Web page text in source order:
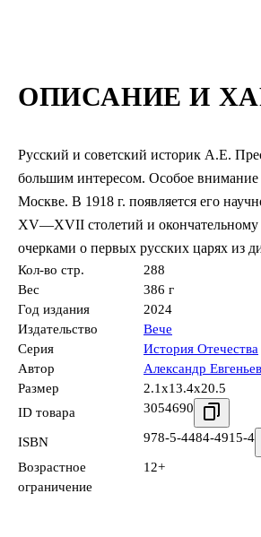
ОПИСАНИЕ И
Русский и советский историк А.Е.
большим интересом. Особое внимание
Москве. В 1918 г. появляется его
XV—XVII столетий и
очерками о первых русских царях
Кол-во стр.
288
Вес
386 г
Год издания
2024
Издательство
Вече
Серия
История Отечества
Автор
Александр
Размер
2.1x13.4x20.5
ID товара
3054690
ISBN 978-5-4484-4915-4
Возрастное
ограничение
12+